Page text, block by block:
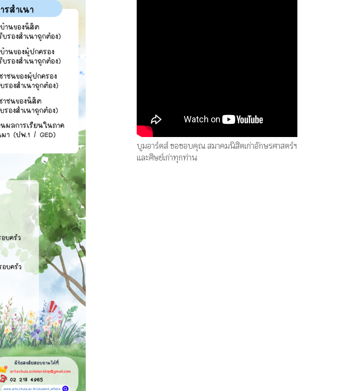
บูมอาร์ตส์ ขอขอบคุณ สมาคมนิสิตเก่าอักษรศาสตร์ฯ
และศิษย์เก่าทุกท่าน